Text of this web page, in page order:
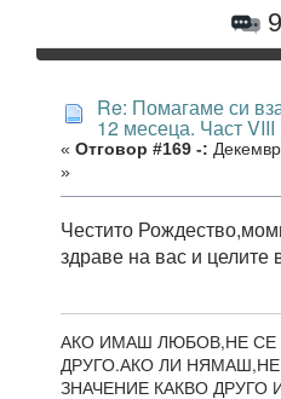
Re: Помагаме си
12 месеца. Част VIII
« Отговор #169 -:
»
Честито
здраве на вас и целите
АКО ИМАШ ЛЮБОВ,НЕ
ДРУГО.АКО ЛИ
ЗНАЧЕНИЕ КАКВО ДРУГО